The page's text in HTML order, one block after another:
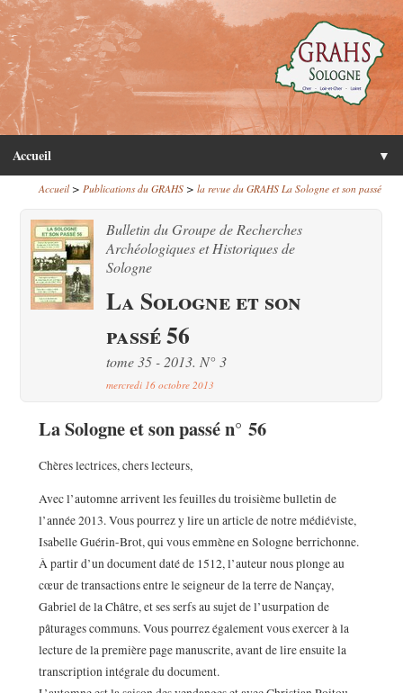
Accueil ▼
Accueil> Publications du GRAHS> la revue du GRAHS La Sologne et son passé
Bulletin du Groupe de Recherches
Archéologiques et Historiques de
Sologne
La Sologne et son
passé 56
tome 35 - 2013. N° 3
mercredi 16 octobre 2013
La Sologne et son passé n° 56
Chères lectrices, chers lecteurs,
Avec l’automne arrivent les feuilles du troisième bulletin de
l’année 2013. Vous pourrez y lire un article de notre médiéviste,
Isabelle Guérin-Brot, qui vous emmène en Sologne berrichonne.
À partir d’un document daté de 1512, l’auteur nous plonge au
cœur de transactions entre le seigneur de la terre de Nançay,
Gabriel de la Châtre, et ses serfs au sujet de l’usurpation de
pâturages communs. Vous pourrez également vous exercer à la
lecture de la première page manuscrite, avant de lire ensuite la
transcription intégrale du document.